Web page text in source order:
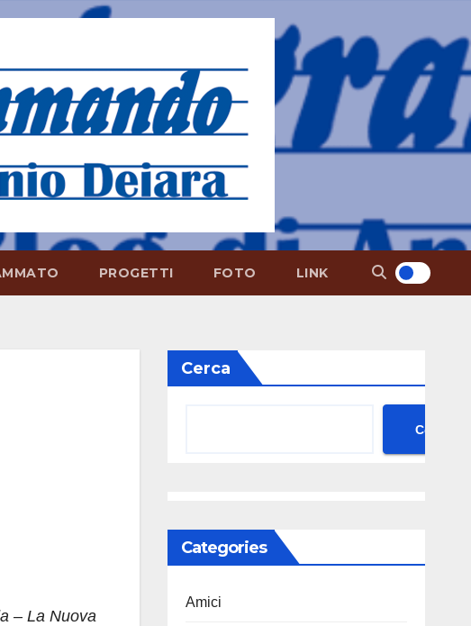
PROGETTI FOTO LINK
– La Nuova
Cerca
Cerca
Categories
Amici